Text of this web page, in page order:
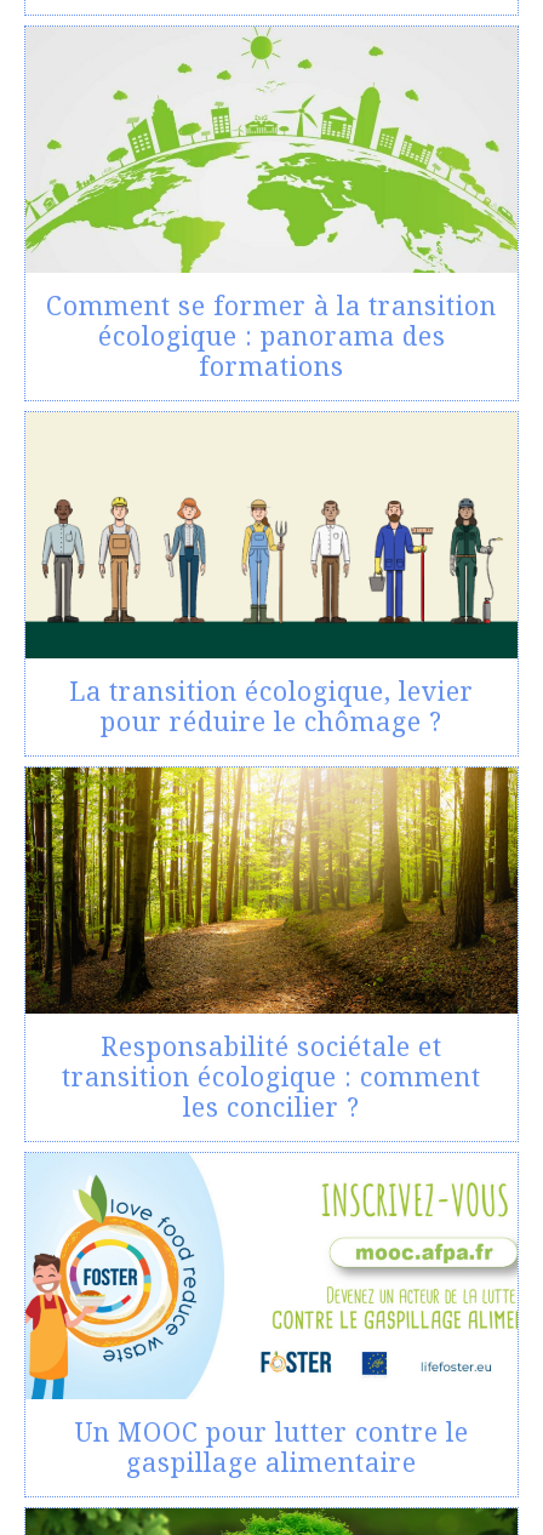
Comment se former à la transition
écologique : panorama des
formations
La transition écologique, levier
pour réduire le chômage ?
Responsabilité sociétale et
transition écologique : comment
les concilier ?
Un MOOC pour lutter contre le
gaspillage alimentaire